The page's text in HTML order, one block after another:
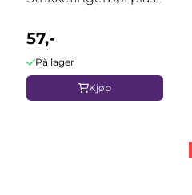
57,-
På lager
Kjøp